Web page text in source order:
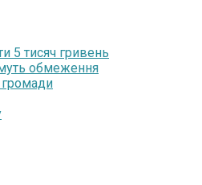
5 тисяч гривень
обмеження
громади